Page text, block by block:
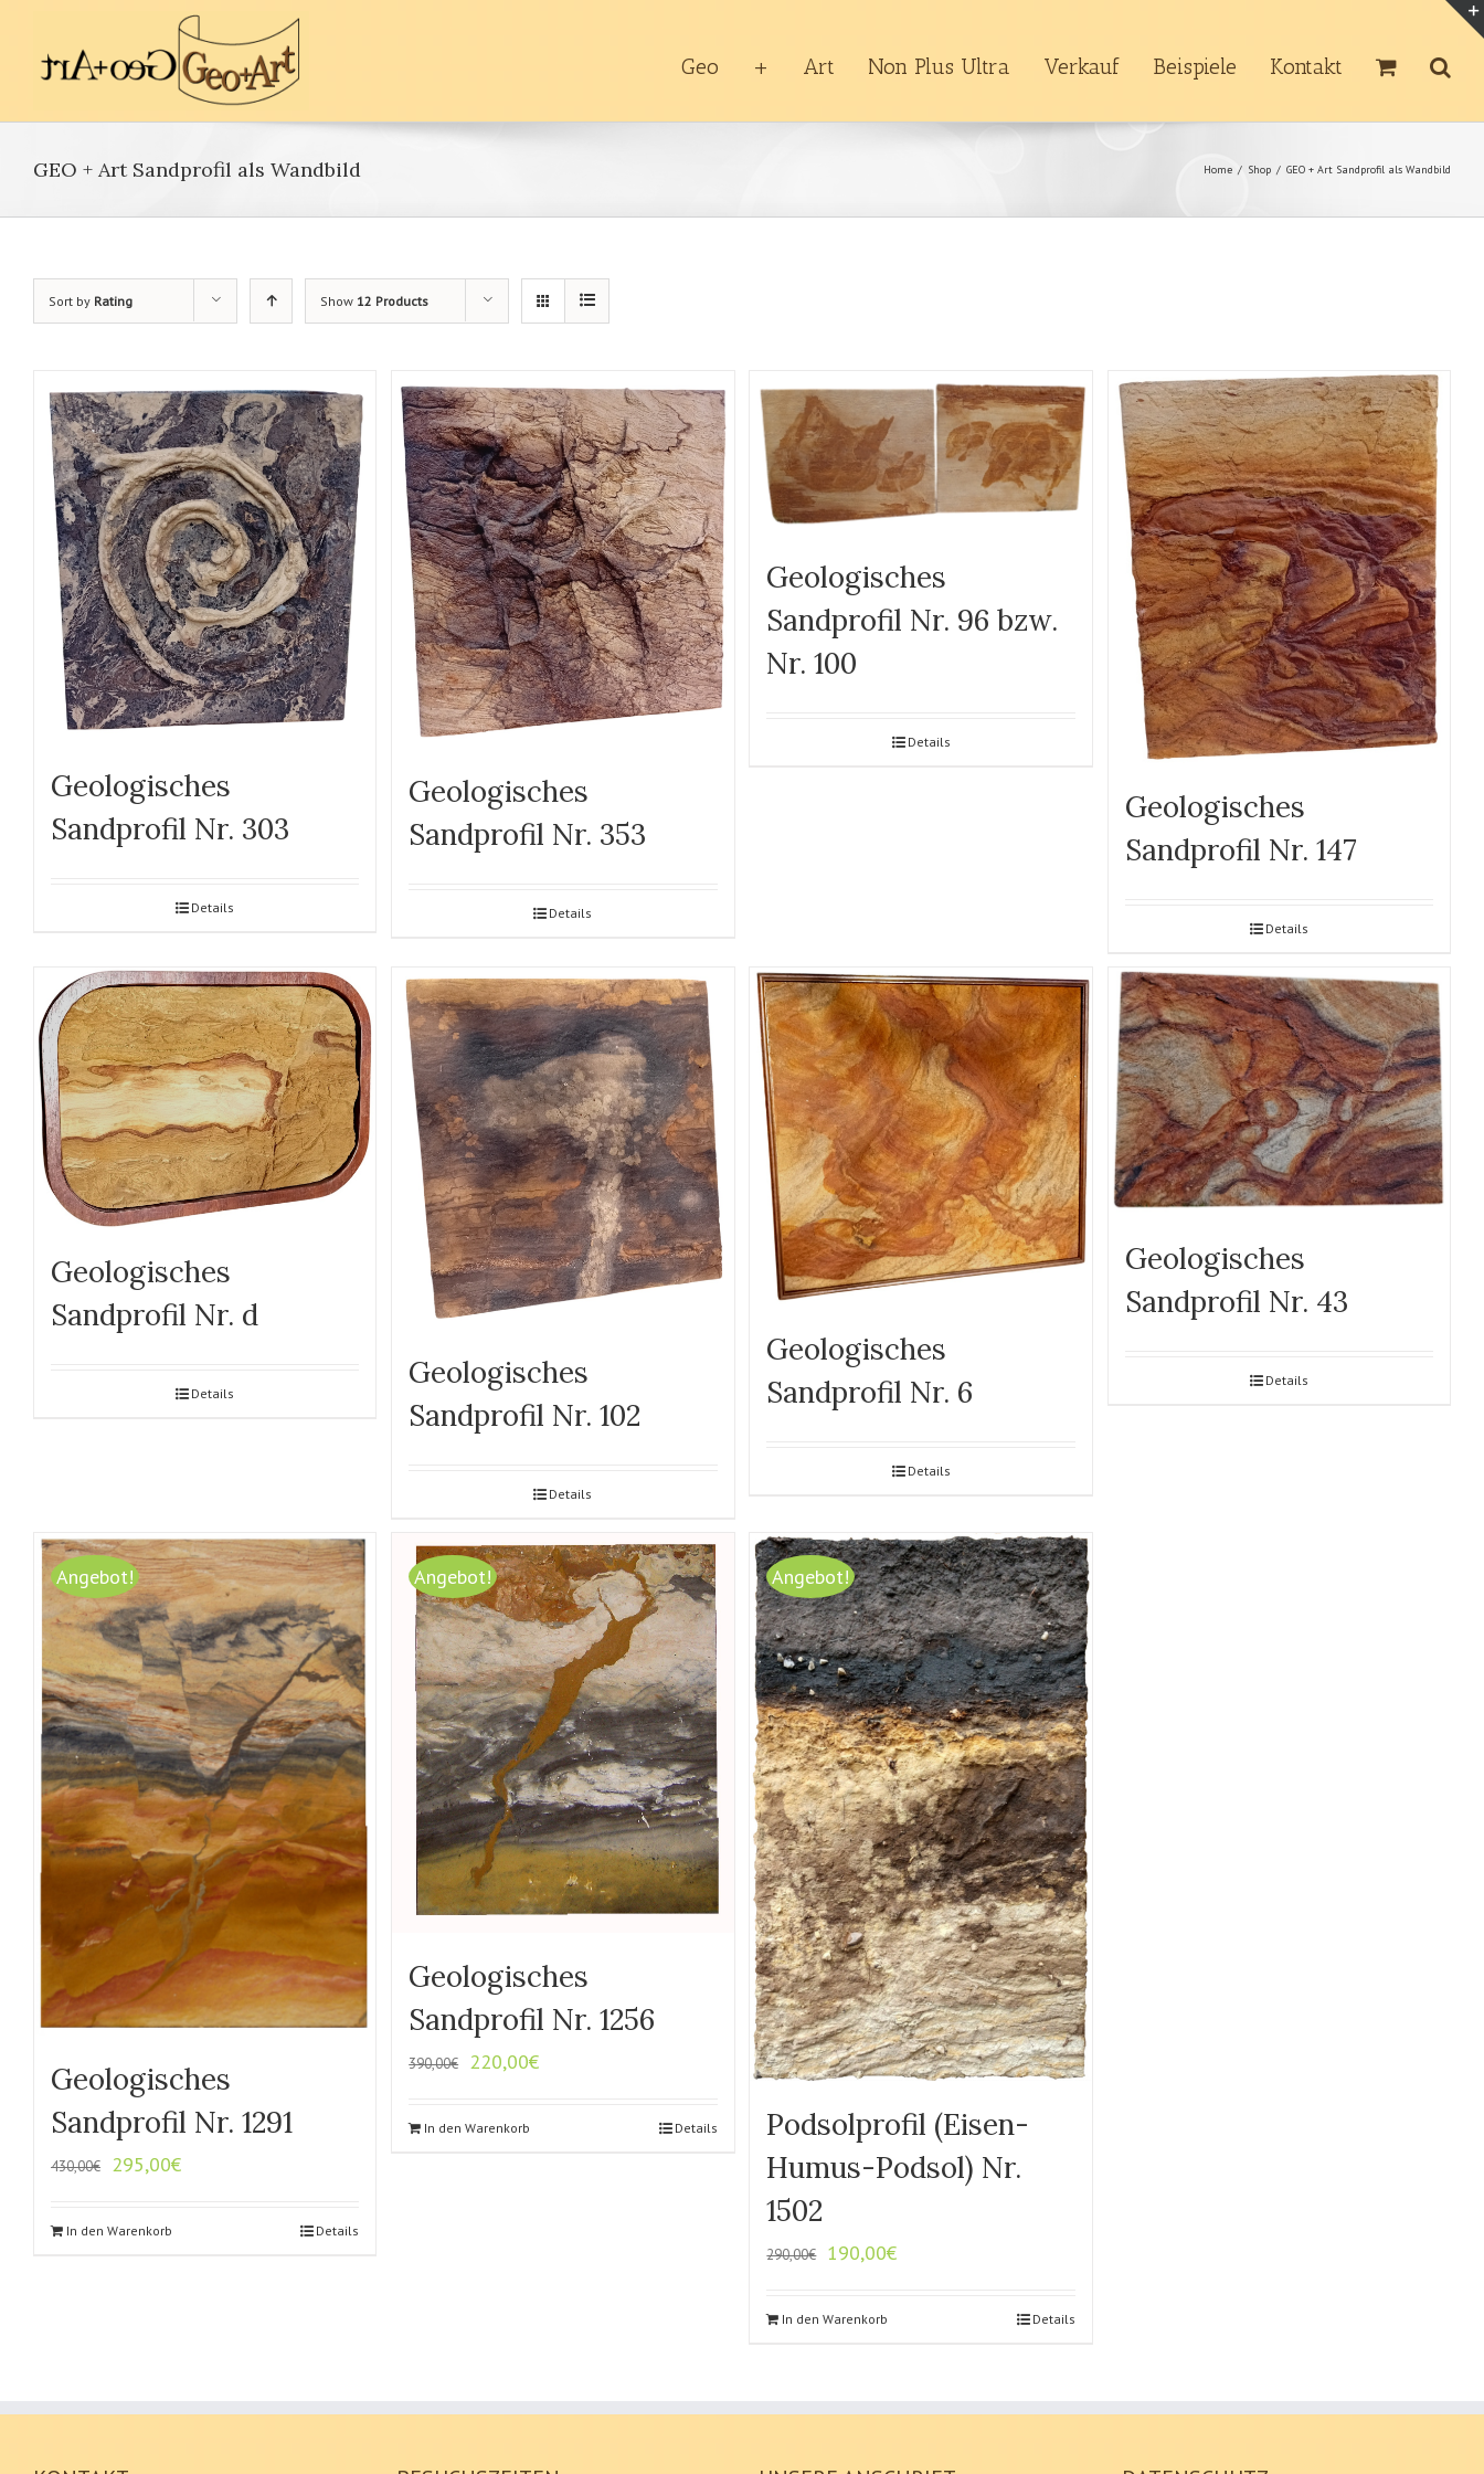
Geo + Art Non Plus Ultra Verkauf Beispiele Kontakt
GEO + Art Sandprofil als Wandbild Home / Shop / GEO + Art Sandprofil als Wandbild
Sort by Rating Show 12 Products
Geologisches
Sandprofil Nr. 303
Details
Geologisches
Sandprofil Nr. 353
Details
Geologisches
Sandprofil Nr. 96 bzw.
Nr. 100
Details
Geologisches
Sandprofil Nr. 147
Details
Geologisches
Sandprofil Nr. d
Details
Geologisches
Sandprofil Nr. 102
Details
Geologisches
Sandprofil Nr. 6
Details
Geologisches
Sandprofil Nr. 43
Details
Angebot!
Geologisches
Sandprofil Nr. 1291
430,00€ 295,00€
In den Warenkorb Details
Angebot!
Geologisches
Sandprofil Nr. 1256
390,00€ 220,00€
In den Warenkorb Details
Angebot!
Podsolprofil (Eisen-
Humus-Podsol) Nr.
1502
290,00€ 190,00€
In den Warenkorb Details